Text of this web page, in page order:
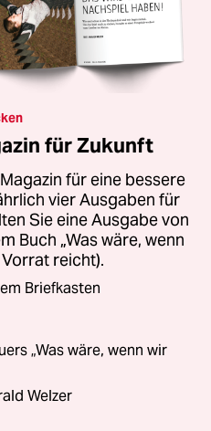
für Zukunft
für eine bessere
vier Ausgaben für
Sie eine Ausgabe von
Buch „Was wäre, wenn
reicht).
Briefkasten
„Was wäre, wenn wir
Welzer